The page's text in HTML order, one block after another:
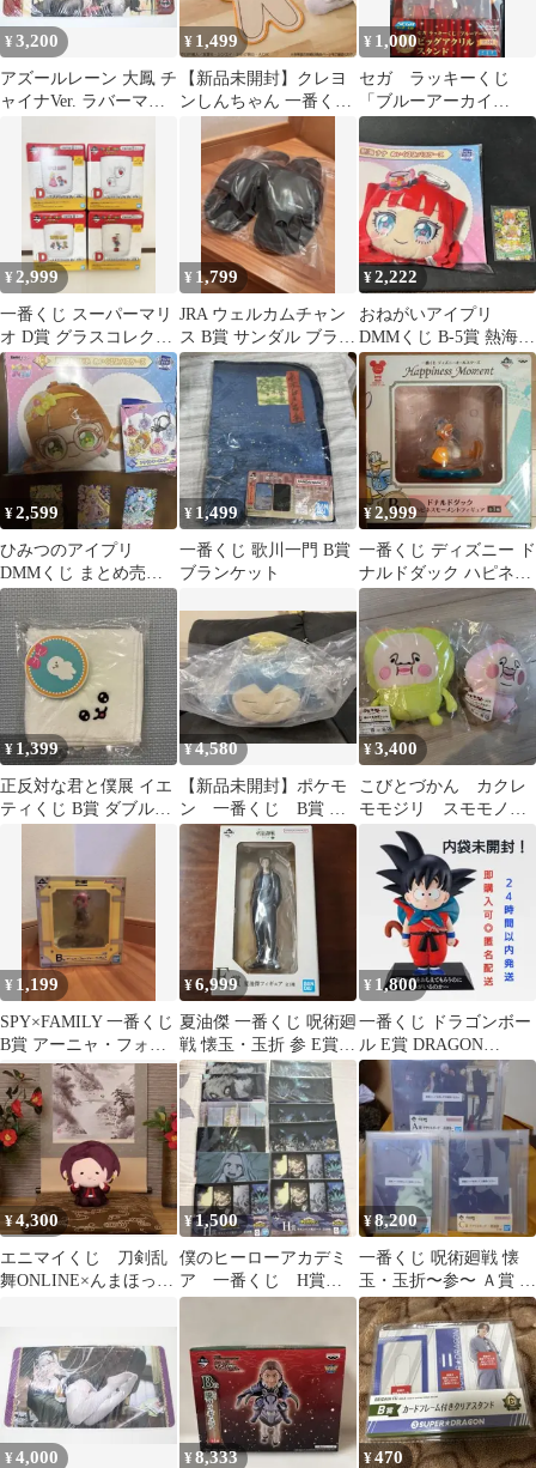
¥3,200
アズールレーン 大鳳 チ
ャイナVer. ラバーマッ
¥ 1,499
【新品未開封】クレヨ
ンしんちゃん 一番くじ
B賞 ネネちゃんのウサ
ギマット
¥ 1,000
セガ ラッキーくじ
「ブルーアーカイ
ブ」 B賞 ビッグア
クリルスタンド 花岡
ユズ
¥ 2,999
一番くじ スーパーマリ
オ D賞 グラスコレクシ
ョン 全4種セット
¥ 1,799
JRA ウェルカムチャン
ス B賞 サンダル ブラッ
ク
¥2,222
おねがいアイプリ
DMMくじ B-5賞 熱海ナ
ナ ぬいぐるみパスケー
ス カード付
¥2,599
ひみつのアイプリ
DMMくじ まとめ売り
♡
¥ 1,499
一番くじ 歌川一門 B賞
ブランケット
¥2,999
一番くじ ディズニー ド
ナルドダック ハピネス
モーメントフィギュア
¥ 1,399
正反対な君と僕展 イエ
ティくじ B賞 ダブルミ
ラー ハンドタオル イエ
¥4,580
【新品未開封】ポケモ
ン 一番くじ B賞 カ
ビゴン＆ピカチュウ ぬ
いぐるみ
¥3,400
こびとづかん カクレ
モモジリ スモモノウ
チ キャラ福くじ C
賞 B賞
¥ 1,199
SPY×FAMILY 一番くじ
B賞 アーニャ・フォー
ジャー フィギュア
¥6,999
夏油傑 一番くじ 呪術廻
戦 懐玉・玉折 参 E賞
フィギュア
¥ 1,800
一番くじ ドラゴンボー
ル E賞 DRAGON
ARCHIVES 孫悟空
¥4,300
エニマイくじ 刀剣乱
舞ONLINE×んまほっぺ
¥1,500
僕のヒーローアカデミ
ア 一番くじ H賞
セット いつまでも手
¥8,200
一番くじ 呪術廻戦 懐
玉・玉折〜参〜 Ａ賞 Ｂ
賞 Ｃ賞 アクリルボード
３枚セット
¥4,000 ¥8,333 ¥470